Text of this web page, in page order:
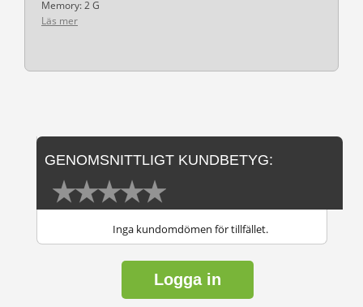
Memory: 2 G
Läs mer
GENOMSNITTLIGT KUNDBETYG:
Inga kundomdömen för tillfället.
Logga in